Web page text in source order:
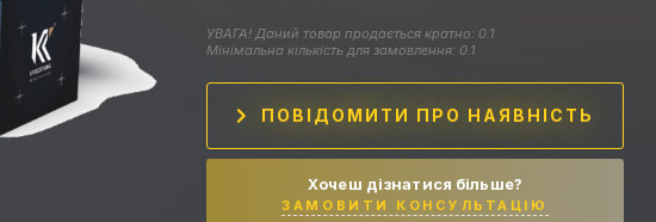
УВАГА! Даний товар продається кратно: 0.1
Мінімальна кількість для замовлення: 0.1
ПОВІДОМИТИ ПРО НАЯВНІСТЬ
Хочеш дізнатися більше?
ЗАМОВИТИ КОНСУЛЬТАЦІЮ